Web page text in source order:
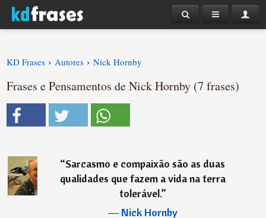
KD Frases › Autores › Nick Hornby
Frases e Pensamentos de Nick Hornby (7 frases)
“Sarcasmo e compaixão são as duas
qualidades que fazem a vida na terra
tolerável.”
―Nick Hornby